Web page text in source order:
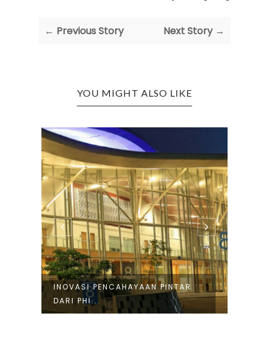
← Previous Story Next Story →
YOU MIGHT ALSO LIKE
INOVASI PENCAHAYAAN PINTAR
DARI PHI...